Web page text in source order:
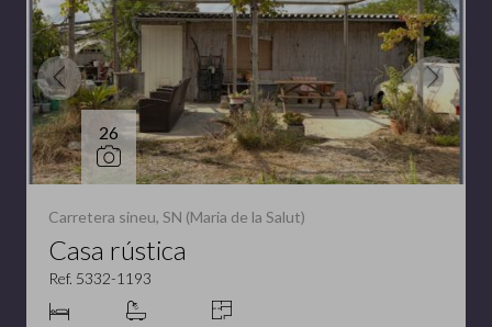
26
Carretera sineu, SN (Maria de la Salut)
Casa rústica
Ref. 5332-1193